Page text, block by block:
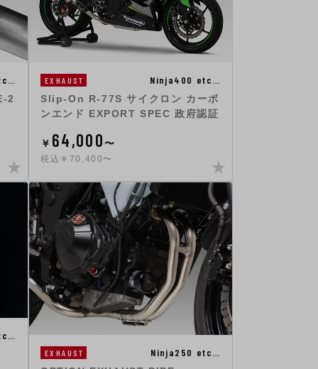
2
EXHAUST Ninja400 etc…
Slip-On R-77S サイクロン カーボ
ンエンド EXPORT SPEC 政府認証
￥ 64,000〜
税込￥70,400〜
EXHAUST Ninja250 etc…